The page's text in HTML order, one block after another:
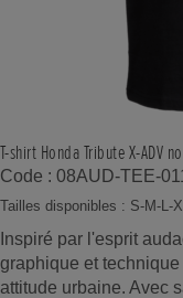
T-shirt Honda Tribute X-ADV
Code : 08AUD-TEE-
Tailles disponibles : S-M-L-
Inspiré par l'esprit
graphique et
attitude urbaine. Avec